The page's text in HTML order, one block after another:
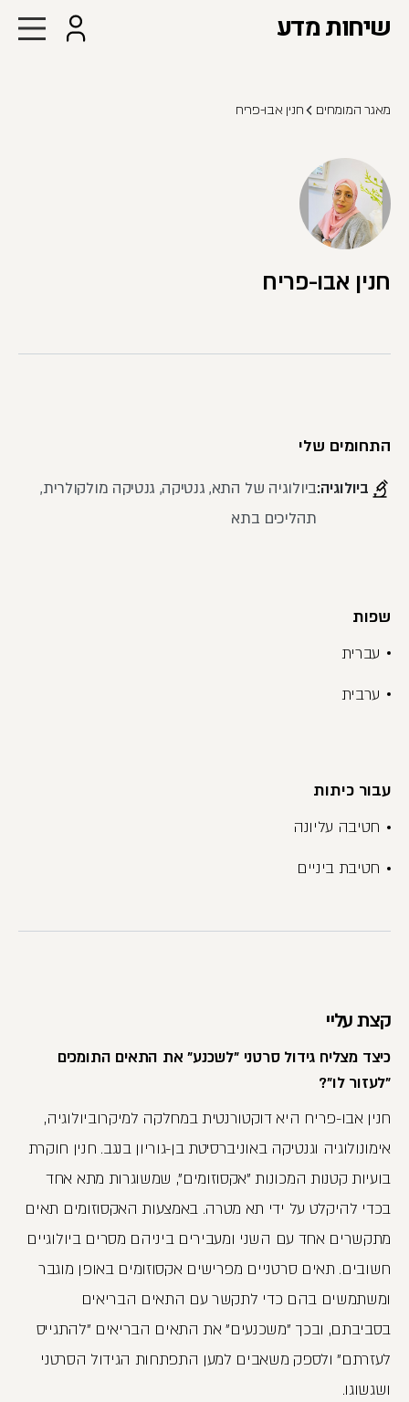
שיחות מדע
מאגר המומחים חנין אבו-פריח
חנין אבו-פריח
התחומים שלי
ביולוגיה:ביולוגיה של התא, גנטיקה, גנטיקה מולקולרית,
תהליכים בתא
שפות
עברית
ערבית
עבור כיתות
חטיבה עליונה
חטיבת ביניים
קצת עליי
כיצד מצליח גידול סרטני "לשכנע" את התאים התומכים
"לעזור לו"?
חנין אבו-פריח היא דוקטורנטית במחלקה למיקרוביולוגיה,
אימונולוגיה וגנטיקה באוניברסיטת בן-גוריון בנגב. חנין חוקרת
בועיות קטנות המכונות "אקסוזומים", שמשוגרות מתא אחד
בכדי להיקלט על ידי תא מטרה. באמצעות האקסוזומים תאים
מתקשרים אחד עם השני ומעבירים ביניהם מסרים ביולוגיים
חשובים. תאים סרטניים מפרישים אקסוזומים באופן מוגבר
ומשתמשים בהם כדי לתקשר עם התאים הבריאים
בסביבתם, ובכך "משכנעים" את התאים הבריאים "להתגייס
לעזרתם" ולספק משאבים למען התפתחות הגידול הסרטני
ושגשוגו.